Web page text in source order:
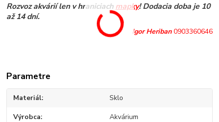
Rozvoz akvárií len v hraniciach mapky! Dodacia doba je 10
až 14 dní.
Igor Heriban0903360646
Parametre
Materiál Sklo
Výrobca Akvárium